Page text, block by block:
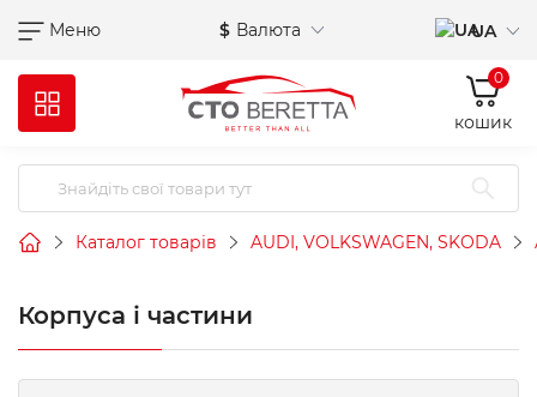
Меню $ Валюта UA
0
кошик
Каталог товарів AUDI, VOLKSWAGEN, SKODA
Корпуса і частини